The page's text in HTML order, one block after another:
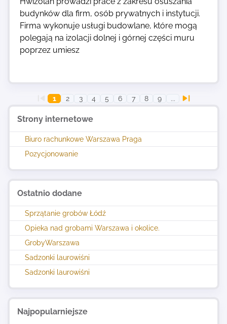
Strony internetowe
Biuro rachunkowe Warszawa Praga
Pozycjonowanie
Ostatnio dodane
Sprzątanie grobów Łódź
Opieka nad grobami Warszawa i okolice.
GrobyWarszawa
Sadzonki laurowiśni
Sadzonki laurowiśni
Najpopularniejsze
budynków dla firm, osób prywatnych i instytucji.
Firma wykonuje usługi budowlane, które mogą
polegają na izolacji dolnej i górnej części muru
poprzez umiesz
1 2 3 4 5 6 7 8 9 ...